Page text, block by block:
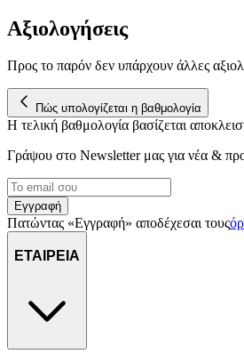
Αξιολογήσεις
Προς το παρόν δεν υπάρχουν άλλες
Πώς υπολογίζεται η βαθμολογία
Η τελική βαθμολογία βασίζεται
Γράψου στο Νewsletter μας για νέα &
Εγγραφή
Πατώντας «Εγγραφή» αποδέχεσαι τους
ΕΤΑΙΡΕΙΑ